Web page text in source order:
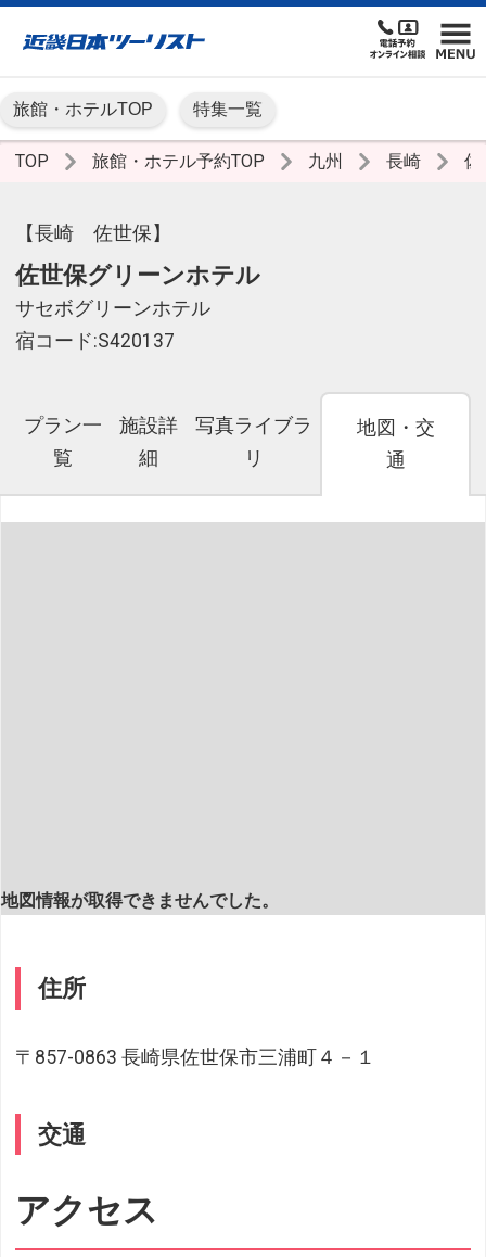
旅館・ホテルTOP 特集一覧
TOP 旅館・ホテル予約TOP 九州 長崎 佐
【長崎 佐世保】
佐世保グリーンホテル
サセボグリーンホテル
宿コード:S420137
プラン一
覧
施設詳
細
写真ライブラ
リ
地図・交
通
地図情報が取得できませんでした。
住所
〒857-0863 長崎県佐世保市三浦町４－１
交通
アクセス